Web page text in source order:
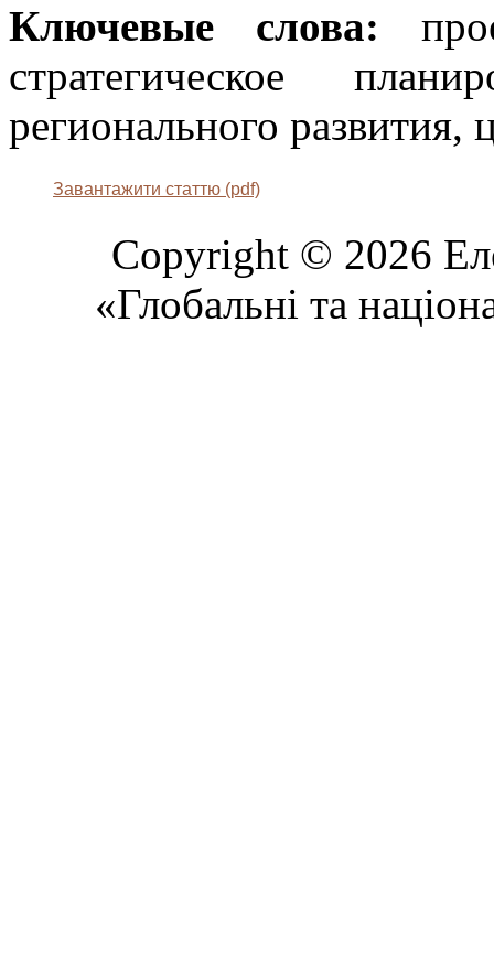
Ключевые слова:
стратегическое
регионального развития,
Завантажити статтю (pdf)
Copyright © 2026
«Глобальні та